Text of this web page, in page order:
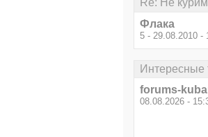
Re: Не
Флака
5 - 29.08.2010 -
Интересные
forums-
08.08.2026 -